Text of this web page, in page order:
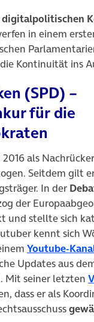
in einem
Kontinuität ins
(SPD) –
für die
in neuem Tab)
2016 als
Seitdem gilt
In der
der
und stellte sich
kennt sich
Youtube-
Updates aus
Mit seiner letzten
dass er als